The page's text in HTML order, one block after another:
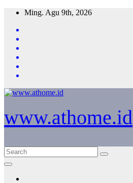
Skip
content
Ming. Agu 9th, 2026
www.athome.id